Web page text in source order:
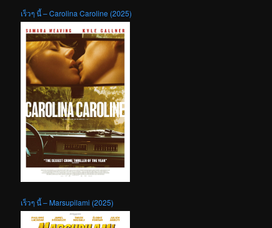
เร็วๆ นี้ – Carolina Caroline (2025)
เร็วๆ นี้ – Marsupilami (2025)